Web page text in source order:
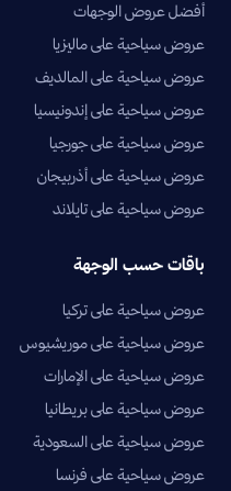
أفضل عروض الوجهات
عروض سياحية على ماليزيا
عروض سياحية على المالديف
عروض سياحية على إندونيسيا
عروض سياحية على جورجيا
عروض سياحية على أذربيجان
عروض سياحية على تايلاند
باقات حسب الوجهة
عروض سياحية على تركيا
عروض سياحية على موريشيوس
عروض سياحية على الإمارات
عروض سياحية على بريطانيا
عروض سياحية على السعودية
عروض سياحية على فرنسا